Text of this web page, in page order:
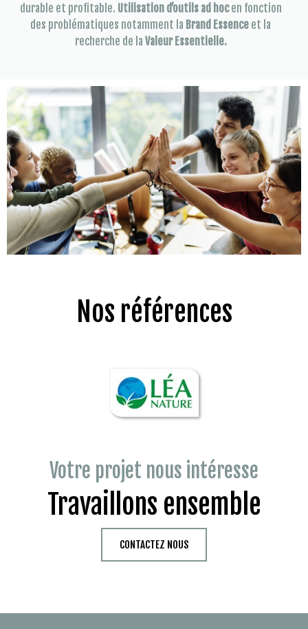
durable et profitable. Utilisation d’outils ad hocen fonction
des problématiques notamment la Brand Essence et la
recherche de la Valeur Essentielle.
Nos références
Votre projet nous intéresse
Travaillons ensemble
CONTACTEZ NOUS